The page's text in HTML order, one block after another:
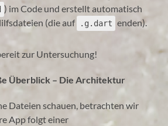
) im Code und erstellt automatisch
(die auf
.g.dart enden).
zur Untersuchung!
Überblick – Die Architektur
Dateien schauen, betrachten wir
App folgt einer